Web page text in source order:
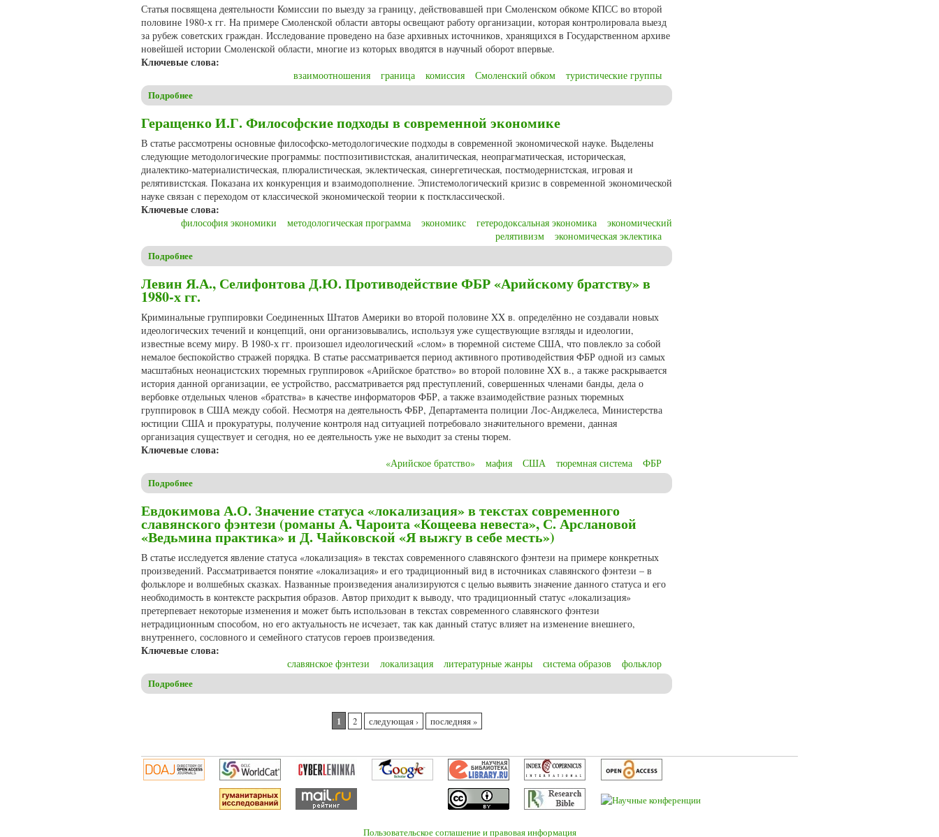
Статья посвящена деятельности Комиссии по выезду за границу, действовавшей при Смоленском обкоме КПСС во второй
половине 1980-х гг. На примере Смоленской области авторы освещают работу организации, которая контролировала выезд
за рубеж советских граждан. Исследование проведено на базе архивных источников, хранящихся в Государственном архиве
новейшей истории Смоленской области, многие из которых вводятся в научный оборот впервые.
Ключевые слова:
взаимоотношения граница комиссия Смоленский обком туристические группы
Подробнее
Геращенко И.Г. Философские подходы в современной экономике
В статье рассмотрены основные философско-методологические подходы в современной экономической науке. Выделены
следующие методологические программы: постпозитивистская, аналитическая, неопрагматическая, историческая,
диалектико-материалистическая, плюралистическая, эклектическая, синергетическая, постмодернистская, игровая и
релятивистская. Показана их конкуренция и взаимодополнение. Эпистемологический кризис в современной экономической
науке связан с переходом от классической экономической теории к постклассической.
Ключевые слова:
философия экономики методологическая программа экономикс гетеродоксальная экономика
экономический
релятивизм
экономическая эклектика
Подробнее
Левин Я.А., Селифонтова Д.Ю. Противодействие ФБР «Арийскому братству» в
1980-х гг.
Криминальные группировки Соединенных Штатов Америки во второй половине XX в. определённо не создавали новых
идеологических течений и концепций, они организовывались, используя уже существующие взгляды и идеологии,
известные всему миру. В 1980-х гг. произошел идеологический «слом» в тюремной системе США, что повлекло за собой
немалое беспокойство стражей порядка. В статье рассматривается период активного противодействия ФБР одной из самых
масштабных неонацистских тюремных группировок «Арийское братство» во второй половине XX в., а также раскрывается
история данной организации, ее устройство, рассматривается ряд преступлений, совершенных членами банды, дела о
вербовке отдельных членов «братства» в качестве информаторов ФБР, а также взаимодействие разных тюремных
группировок в США между собой. Несмотря на деятельность ФБР, Департамента полиции Лос-Анджелеса, Министерства
юстиции США и прокуратуры, получение контроля над ситуацией потребовало значительного времени, данная
организация существует и сегодня, но ее деятельность уже не выходит за стены тюрем.
Ключевые слова:
«Арийское братство» мафия США тюремная система ФБР
Подробнее
Евдокимова А.О. Значение статуса «локализация» в текстах современного
славянского фэнтези (романы А. Чароита «Кощеева невеста», С. Арслановой
«Ведьмина практика» и Д. Чайковской «Я выжгу в себе месть»)
В статье исследуется явление статуса «локализация» в текстах современного славянского фэнтези на примере конкретных
произведений. Рассматривается понятие «локализация» и его традиционный вид в источниках славянского фэнтези – в
фольклоре и волшебных сказках. Названные произведения анализируются с целью выявить значение данного статуса и его
необходимость в контексте раскрытия образов. Автор приходит к выводу, что традиционный статус «локализация»
претерпевает некоторые изменения и может быть использован в текстах современного славянского фэнтези
нетрадиционным способом, но его актуальность не исчезает, так как данный статус влияет на изменение внешнего,
внутреннего, сословного и семейного статусов героев произведения.
Ключевые слова:
славянское фэнтези локализация литературные жанры система образов фольклор
Подробнее
Чайковской «Я выжгу в себе месть»)
1 2 следующая › последняя »
Пользовательское соглашение и правовая информация